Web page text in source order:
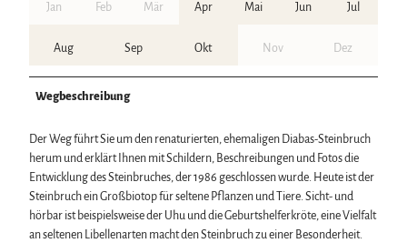
Jan Feb Mär Apr Mai Jun Jul
Aug Sep Okt Nov Dez
Wegbeschreibung
Der Weg führt Sie um den renaturierten, ehemaligen Diabas-Steinbruch
herum und erklärt Ihnen mit Schildern, Beschreibungen und Fotos die
Entwicklung des Steinbruches, der 1986 geschlossen wurde. Heute ist der
Steinbruch ein Großbiotop für seltene Pflanzen und Tiere. Sicht- und
hörbar ist beispielsweise der Uhu und die Geburtshelferkröte, eine Vielfalt
an seltenen Libellenarten macht den Steinbruch zu einer Besonderheit.